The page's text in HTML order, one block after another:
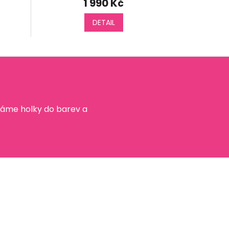
1 990 Kč
DETAIL
holky do barev a